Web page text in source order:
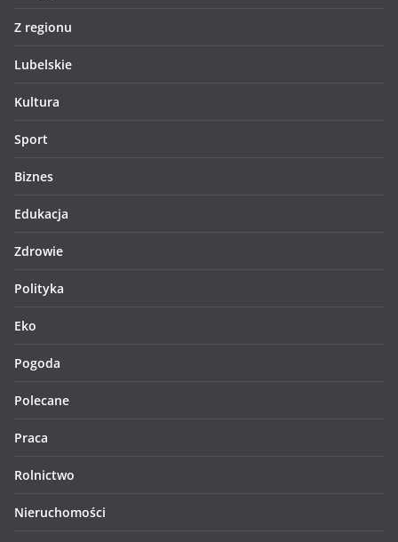
Z regionu
Lubelskie
Kultura
Sport
Biznes
Edukacja
Zdrowie
Polityka
Eko
Pogoda
Polecane
Praca
Rolnictwo
Nieruchomości